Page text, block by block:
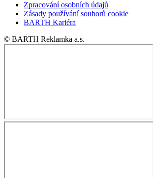
Zpracování osobních údajů
Zásady používání souborů cookie
BARTH Kariéra
© BARTH Reklamka a.s.